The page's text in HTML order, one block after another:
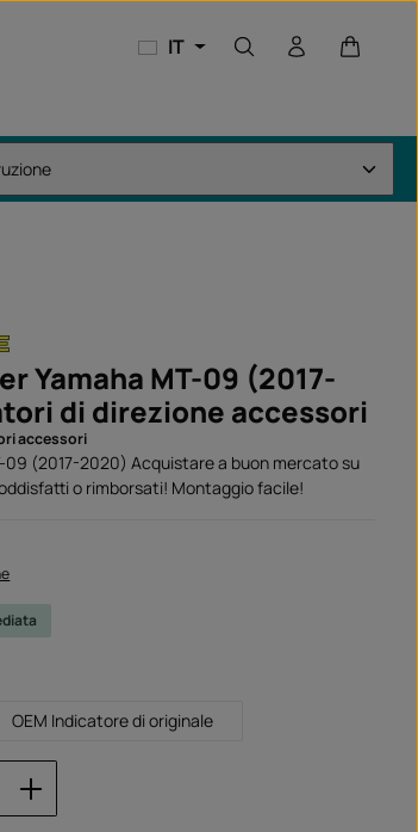
IT Il
Yamaha MT-09 (2017-
di direzione accessori
accessori
09 (2017-2020) Acquistare a buon mercato su
o rimborsati! Montaggio facile!
OEM Indicatore di originale
inserisci la quantità